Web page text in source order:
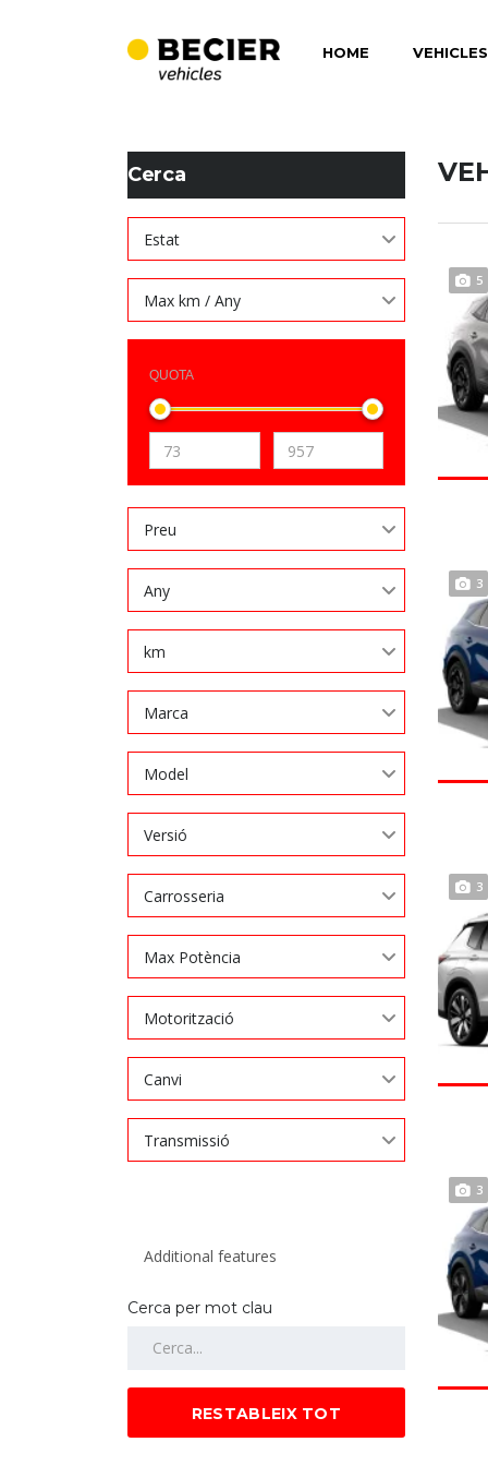
HOME
BECIER MOBILITAT
Cerca
Estat
Max km / Any
QUOTA
Preu
Any
km
Marca
Model
Versió
Carrosseria
Max Potència
Motorització
Canvi
Transmissió
Cerca per mot clau
RESTABLEIX TOT
5
3
3
3